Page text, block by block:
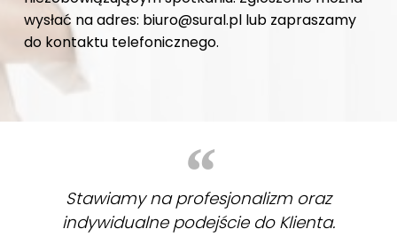
wysłać na adres: biuro@sural.pl lub zapraszamy
do kontaktu telefonicznego.
Stawiamy na profesjonalizm oraz
indywidualne podejście do Klienta.